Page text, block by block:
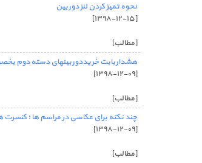
نحوه تمیز کردن لنز دوربین
[۱۳۹۸-۱۲-۱۵]
[مطالب]
هشداربابت خریددوربینهای دسته دوم
[۱۳۹۸-۱۲-۰۹]
[مطالب]
چند نکته برای عکاسی در مراسم ها ؛ کنسرت
[۱۳۹۸-۱۲-۰۹]
[مطالب]